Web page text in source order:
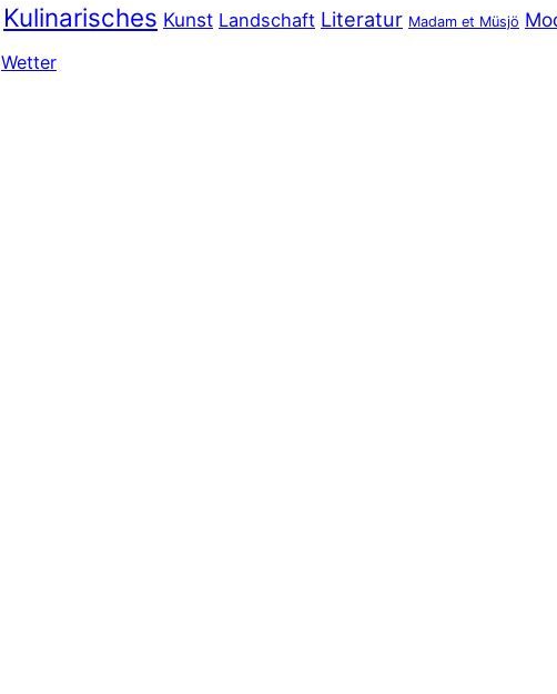
Kulinarisches Kunst Landschaft Literatur Madam et Müsjö
Wetter